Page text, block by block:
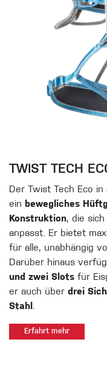
TWIST TECH
Der Twist Tech Eco
ein bewegliches
Konstruktion, die
anpasst. Er bietet
für alle, unabhängig
Darüber hinaus
und zwei Slots für
er auch über drei
Stahl.
Erfahrt mehr